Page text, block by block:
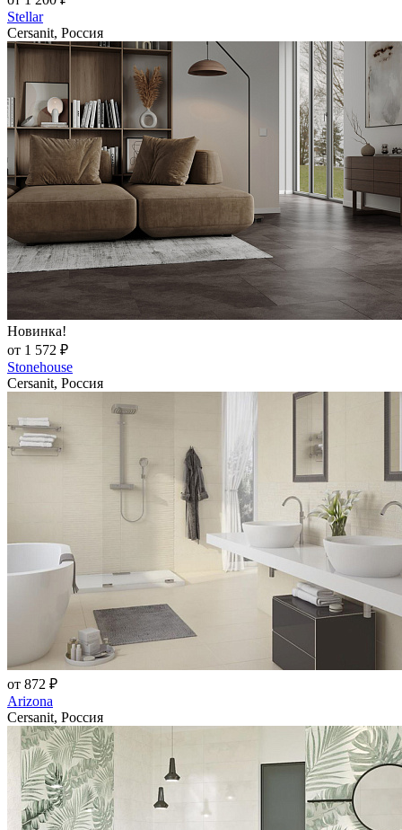
Stellar
Cersanit, Россия
Новинка!
от 1 572 ₽
Stonehouse
Cersanit, Россия
от 872 ₽
Arizona
Cersanit, Россия